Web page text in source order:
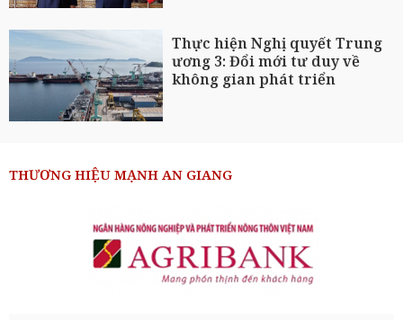
Thực hiện Nghị quyết Trung
ương 3: Đổi mới tư duy về
không gian phát triển
THƯƠNG HIỆU MẠNH AN GIANG